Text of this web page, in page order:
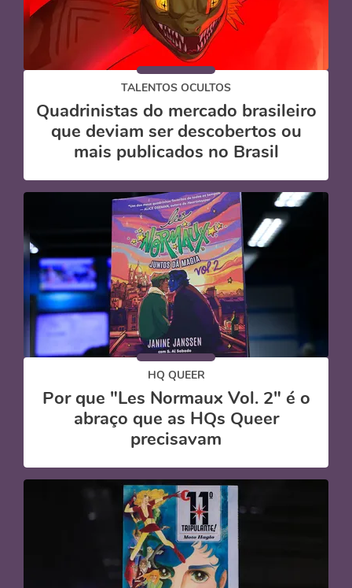
TALENTOS OCULTOS
Quadrinistas do mercado brasileiro
que deviam ser descobertos ou
mais publicados no Brasil
HQ QUEER
Por que "Les Normaux Vol. 2" é o
abraço que as HQs Queer
precisavam